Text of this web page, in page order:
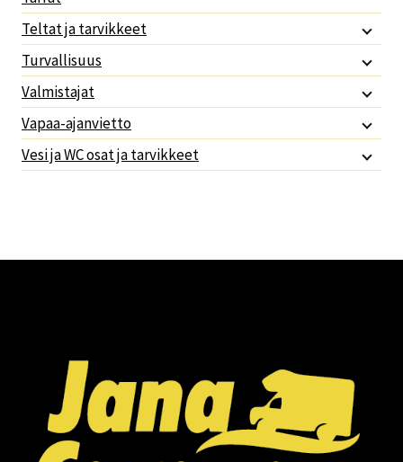
Teltat ja tarvikkeet
Turvallisuus
Valmistajat
Vapaa-ajanvietto
Vesi ja WC osat ja tarvikkeet